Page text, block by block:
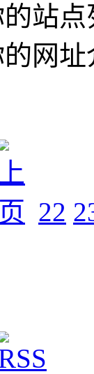
站
网
22